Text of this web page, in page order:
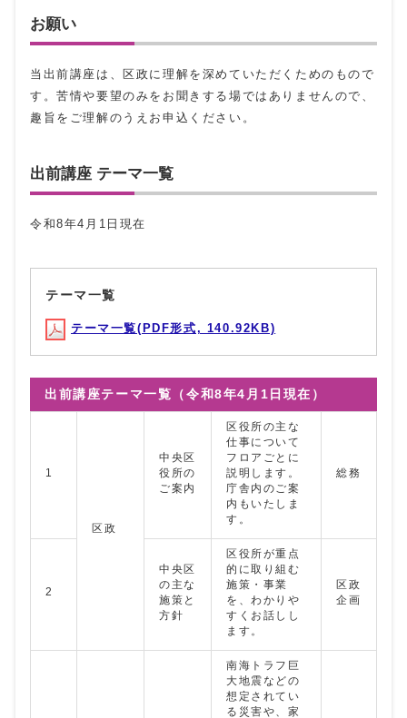
お願い
当出前講座は、区政に理解を深めていただくためのもので
す。苦情や要望のみをお聞きする場ではありませんので、
趣旨をご理解のうえお申込ください。
出前講座 テーマ一覧
令和8年4月1日現在
テーマ一覧
テーマ一覧(PDF形式, 140.92KB)
出前講座テーマ一覧（令和8年4月1日現在）
1
区政
中央区
役所の
ご案内
区役所の主な
仕事について
フロアごとに
説明します。
庁舎内のご案
内もいたしま
す。
総務
2
中央区
の主な
施策と
方針
区役所が重点
的に取り組む
施策・事業
を、わかりや
すくお話しし
ます。
区政
企画
南海トラフ巨
大地震などの
想定されてい
る災害や、家